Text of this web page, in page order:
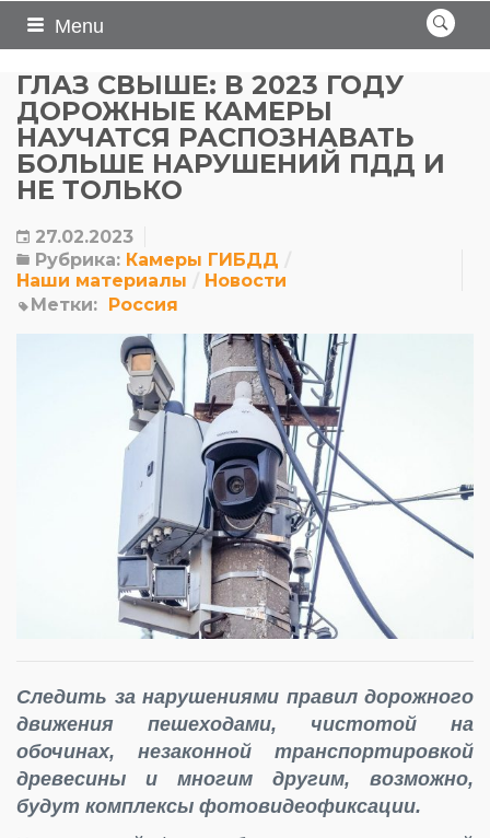
Menu
ГЛАЗ СВЫШЕ: В 2023 ГОДУ
ДОРОЖНЫЕ КАМЕРЫ
НАУЧАТСЯ РАСПОЗНАВАТЬ
БОЛЬШЕ НАРУШЕНИЙ ПДД И
НЕ ТОЛЬКО
27.02.2023
Рубрика: Камеры ГИБДД
Наши материалы
Новости
Метки: Россия
Следить за нарушениями правил дорожного
движения пешеходами, чистотой на
обочинах, незаконной транспортировкой
древесины и многим другим, возможно,
будут комплексы фотовидеофиксации.